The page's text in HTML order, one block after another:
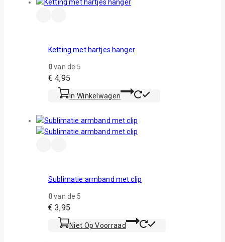
Ketting met hartjes hanger
0van de 5
€ 4,95
In Winkelwagen
Sublimatie armband met clip
0van de 5
€ 3,95
Niet Op Voorraad